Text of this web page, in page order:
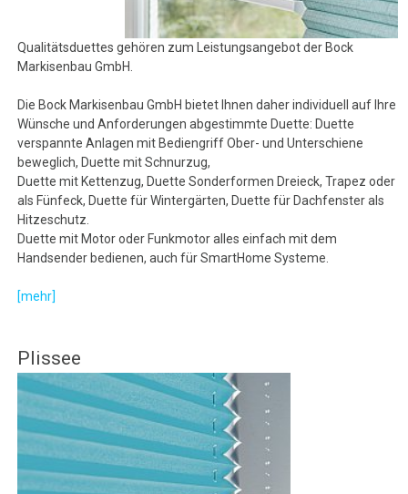
Qualitätsduettes gehören zum Leistungsangebot der Bock
Markisenbau GmbH.
Die Bock Markisenbau GmbH bietet Ihnen daher individuell auf Ihre
Wünsche und Anforderungen abgestimmte Duette: Duette
verspannte Anlagen mit Bediengriff Ober- und Unterschiene
beweglich, Duette mit Schnurzug,
Duette mit Kettenzug, Duette Sonderformen Dreieck, Trapez oder
als Fünfeck, Duette für Wintergärten, Duette für Dachfenster als
Hitzeschutz.
Duette mit Motor oder Funkmotor alles einfach mit dem
Handsender bedienen, auch für SmartHome Systeme.
[mehr]
Plissee